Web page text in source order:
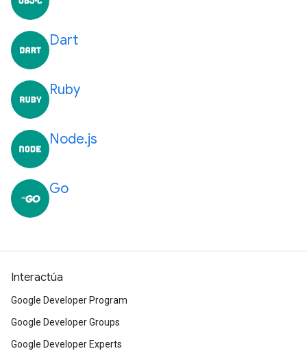
Dart
Ruby
Node.js
Go
Interactúa
Google Developer Program
Google Developer Groups
Google Developer Experts